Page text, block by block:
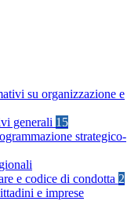
su organizzazione e
generali 15
strategico-
e codice di condotta 2
e imprese